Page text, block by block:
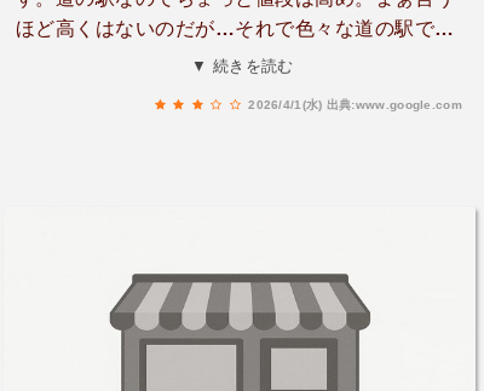
ほど高くはないのだが…それで色々な道の駅でや
られて来た経験上ここもそれなのかな？っと思っ
な？フライドガーリックがのってて少しニンニク
臭がすりおろしニンニク何かがあればもっと美味
いと思うけどレストランだから仕方ない。色々な
▼ 続きを読む
2026/4/1(水) 出典:www.google.com